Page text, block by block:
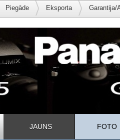
Piegāde Eksporta Garantija/
JAUNS FOTO